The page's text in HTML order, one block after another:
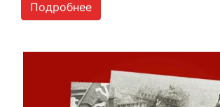
Подробнее